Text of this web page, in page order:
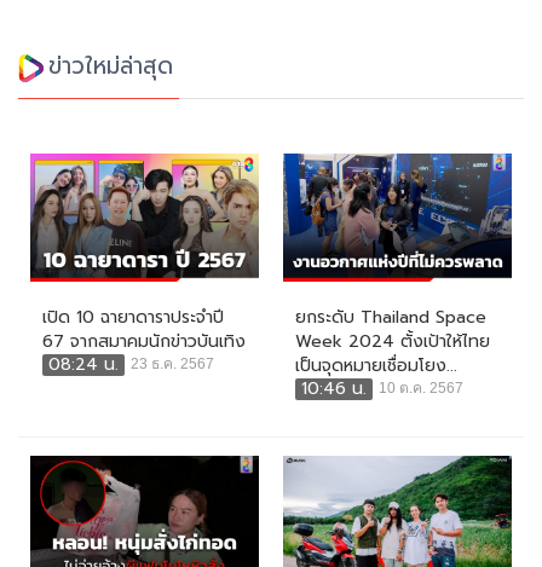
ข่าวใหม่ล่าสุด
เปิด 10 ฉายาดาราประจำปี
67 จากสมาคมนักข่าวบันเทิง
08:24 น.
23 ธ.ค. 2567
ยกระดับ Thailand Space
Week 2024 ตั้งเป้าให้ไทย
เป็นจุดหมายเชื่อมโยง...
10:46 น.
10 ต.ค. 2567